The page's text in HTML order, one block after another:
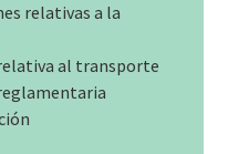
relativas a la
al transporte